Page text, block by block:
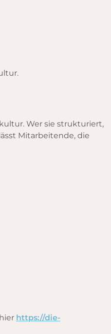
Wer sie strukturiert,
Mitarbeitende, die
https://die-